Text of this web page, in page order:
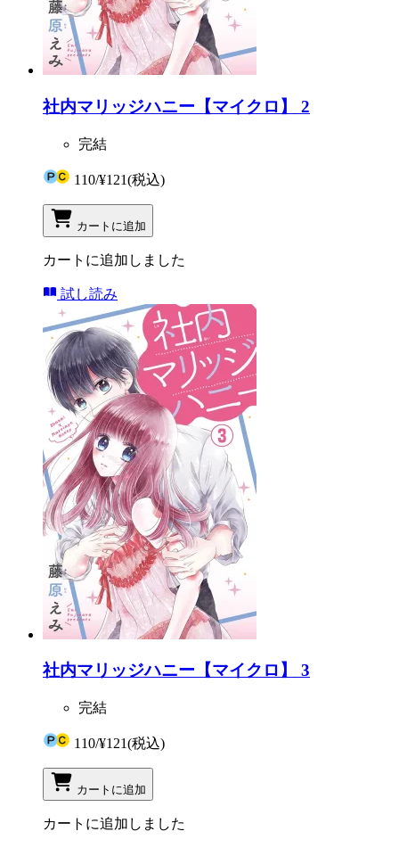
社内マリッジハニー【マイクロ】 2
完結
110/¥121(税込)
カートに追加
カートに追加しました
試し読み
社内マリッジハニー【マイクロ】 3
完結
110/¥121(税込)
カートに追加
カートに追加しました